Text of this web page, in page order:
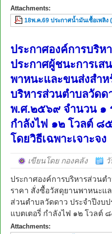
Attachments:
18พ.ค.69 ประกาศน้ำมันเชื้อเพลิง
ประกาศองค์การบริห
ประกาศผู้ชนะการเส
พาหนะและขนส่งสำ
บริหารส่วนตำบลวัด
พ.ศ.๒๕๖๙ จำนวน ๑
กำลังไฟ ๑๒ โวลต์ ๘
โดยวิธีเฉพาะเจาะจง
เขียนโดย กองคลัง
ประกาศองค์การบริหารส่วนต
ราคา สั่งซื้อวัสดุยานพาหนะแ
ส่วนตำบลวัดดาว ประจำปีงบ
แบตเตอรี่ กำลังไฟ ๑๒ โวลต์
Attachments: